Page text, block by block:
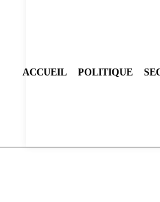
ACCUEIL POLITIQUE